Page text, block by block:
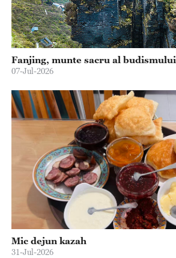
Fanjing, munte sacru al budismului
07-Jul-2026
Mic dejun kazah
31-Jul-2026